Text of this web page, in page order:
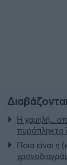
Η χαμηλή…
πυρόπληκτα
Ποια είναι η